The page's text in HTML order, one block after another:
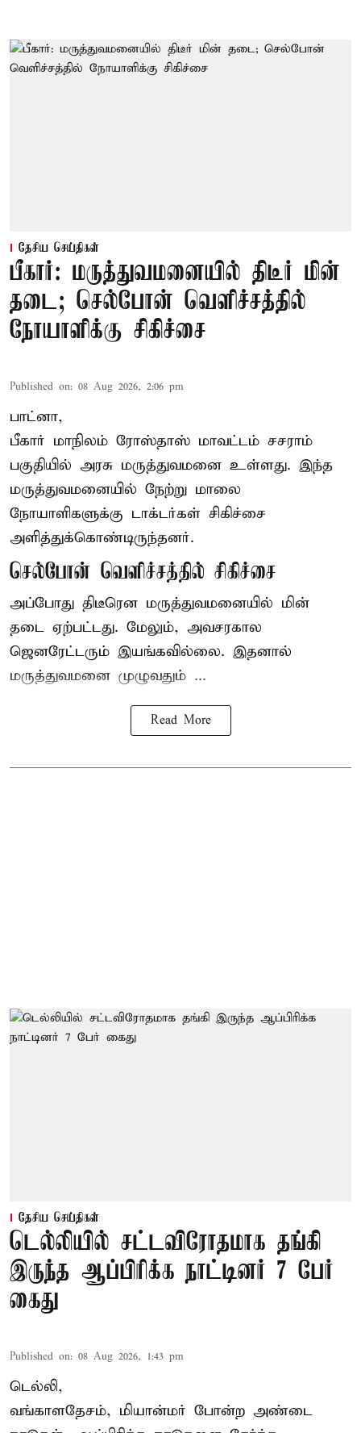
தேசிய செய்திகள்
பீகார்: மருத்துவமனையில் திடீர் மின்
தடை; செல்போன் வெளிச்சத்தில்
நோயாளிக்கு சிகிச்சை
Published on: 08 Aug 2026, 2:06 pm
பாட்னா,
பீகார் மாநிலம் ரோஸ்தாஸ் மாவட்டம் சசராம்
பகுதியில் அரசு மருத்துவமனை உள்ளது. இந்த
மருத்துவமனையில் நேற்று மாலை
நோயாளிகளுக்கு டாக்டர்கள் சிகிச்சை
அளித்துக்கொண்டிருந்தனர்.
செல்போன் வெளிச்சத்தில் சிகிச்சை
அப்போது திடீரென மருத்துவமனையில் மின்
தடை ஏற்பட்டது. மேலும், அவசரகால
ஜெனரேட்டரும் இயங்கவில்லை. இதனால்
மருத்துவமனை முழுவதும் ...
Read More
தேசிய செய்திகள்
டெல்லியில் சட்டவிரோதமாக தங்கி
இருந்த ஆப்பிரிக்க நாட்டினர் 7 பேர்
கைது
Published on: 08 Aug 2026, 1:43 pm
டெல்லி,
வங்காளதேசம், மியான்மர் போன்ற அண்டை